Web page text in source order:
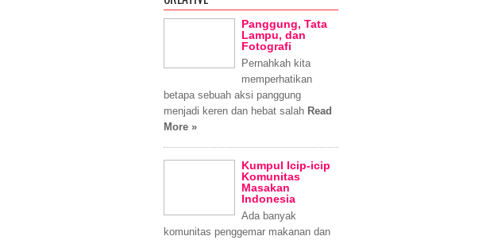
Panggung, Tata
Lampu, dan
Fotografi
Pernahkah kita
memperhatikan
betapa sebuah aksi panggung
menjadi keren dan hebat salah Read
More »
Kumpul Icip-icip
Komunitas
Masakan
Indonesia
Ada banyak
komunitas penggemar makanan dan